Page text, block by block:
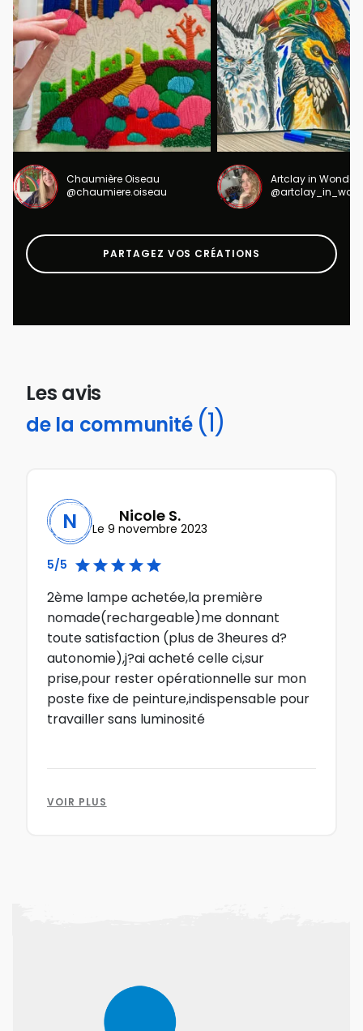
Chaumière Oiseau
@chaumiere.oiseau
Artclay in
PARTAGEZ VOS CRÉATIONS
Les avis
de la communité (1)
N Nicole S.
Le 9 novembre 2023
5/5 
2ème lampe achetée,la première
nomade(rechargeable)me donnant
toute satisfaction (plus de 3heures d?
autonomie),j?ai acheté celle ci,sur
prise,pour rester opérationnelle sur mon
poste fixe de peinture,indispensable pour
travailler sans luminosité
VOIR PLUS